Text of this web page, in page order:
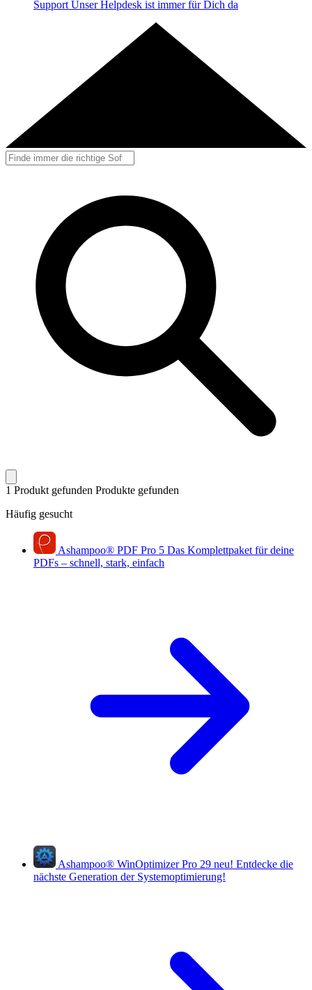
Support Unser Helpdesk ist immer für Dich da
1 Produkt gefunden Produkte gefunden
Häufig gesucht
Ashampoo® PDF Pro 5 Das Komplettpaket für deine
PDFs – schnell, stark, einfach
Ashampoo® WinOptimizer Pro 29 neu! Entdecke die
nächste Generation der Systemoptimierung!